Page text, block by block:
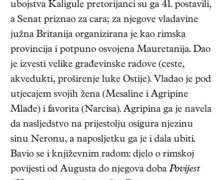
ubojstva Kaligule pretorijanci su ga 41. postavili,
a Senat priznao za cara; za njegove vladavine
južna Britanija organizirana je kao rimska
provincija i potpuno osvojena Mauretanija. Dao
je izvesti velike građevinske radove (ceste,
akvedukti, proširenje luke Ostije). Vladao je pod
utjecajem svojih žena (Mesaline i Agripine
Mlađe) i favorita (Narcisa). Agripina ga je navela
da nasljedstvo na prijestolju osigura njezinu
sinu Neronu, a naposljetku ga je i dala ubiti.
Bavio se i književnim radom: djelo o rimskoj
povijesti od Augusta do njegova doba Povijest